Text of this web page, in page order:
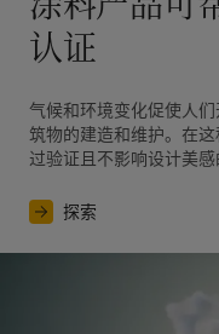
认证
气候和环境变化促使人
筑物的建造和维护。在
探索